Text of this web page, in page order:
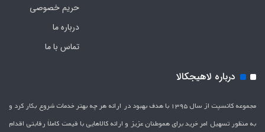
حریم خصوصی
درباره ما
تماس با ما
درباره لاهیجکالا
مجموعه کانسپت از سال 1395 با هدف بهبود در ارائه هر چه بهتر خدمات شروع بکار کرد و
به منظور تسهیل امر خرید برای هموطنان عزیز و ارائه کالاهایی با قیمت کاملاَ رقابتی اقدام